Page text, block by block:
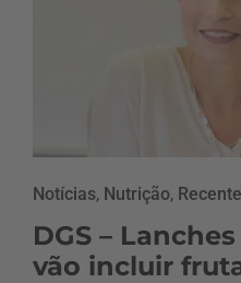
Notícias, Nutrição,
DGS –
vão incluir